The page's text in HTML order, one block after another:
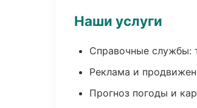
Наши услуги
Справочные службы:
Реклама и
Прогноз погоды и